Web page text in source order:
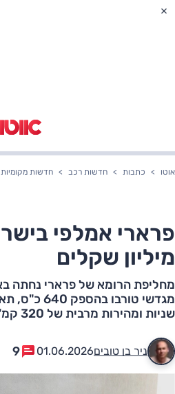
אוטו כתבות חדשות רכב חדשות מקומיות
מיליון שקלים
שניות ומהירות מרבית של 320 קמ"ש
ניר בן טובים01.06.2026
9